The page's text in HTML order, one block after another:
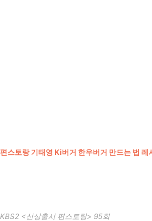
편스토랑 기태영 Ki버거 한우버거 만드는 법 레
KBS2 <신상출시 편스토랑> 95회